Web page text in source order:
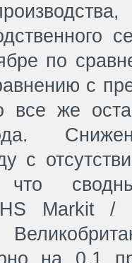
по
с
все же
с
что
Markit /
на 0,1